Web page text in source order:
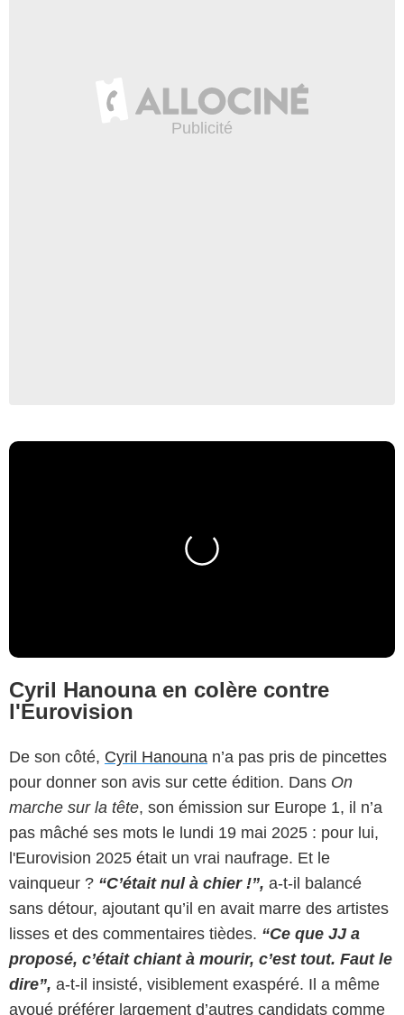
Cyril Hanouna en colère contre
l'Eurovision
De son côté, Cyril Hanouna n’a pas pris de pincettes
pour donner son avis sur cette édition. Dans On
marche sur la tête, son émission sur Europe 1, il n’a
pas mâché ses mots le lundi 19 mai 2025 : pour lui,
l'Eurovision 2025 était un vrai naufrage. Et le
vainqueur ? “C’était nul à chier !”, a-t-il balancé
sans détour, ajoutant qu’il en avait marre des artistes
lisses et des commentaires tièdes. “Ce que JJ a
proposé, c’était chiant à mourir, c’est tout. Faut le
dire”, a-t-il insisté, visiblement exaspéré. Il a même
avoué préférer largement d’autres candidats comme